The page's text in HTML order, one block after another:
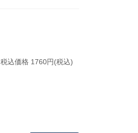
込価格 1760円(税込)